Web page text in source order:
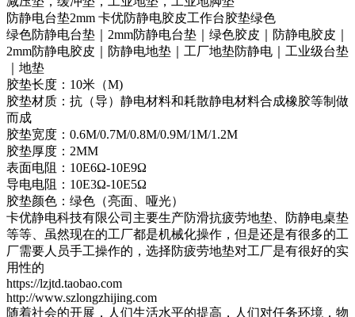
防静电台垫2mm 卡优防静电胶皮工作台胶垫绿色
绿色防静电台垫｜2mm防静电台垫｜绿色胶皮｜防静电胶皮｜
2mm防静电胶皮｜防静电地垫｜工厂地垫防静电｜工业级台垫
｜地垫
胶垫长度：10米（M)
胶垫材质：抗（导）静电材料和耗散静电材料合成橡胶等制做
而成
胶垫宽度：0.6M/0.7M/0.8M/0.9M/1M/1.2M
胶垫厚度：2MM
表面电阻：10E6Ω-10E9Ω
导电电阻：10E3Ω-10E5Ω
胶垫颜色：绿色（亮面、哑光）
卡优静电科技有限公司主要生产防滑抗疲劳地垫、防静电桌垫
等等、虽然现在的工厂都是机械化操作，但是还是有很多的工
厂需要人员手工操作的，选择防疲劳地垫对工厂是有很好的实
用性的
https://lzjtd.taobao.com
http://www.szlongzhijing.com
随着社会的开展，人们生活水平的提高，人们对任务环境，物